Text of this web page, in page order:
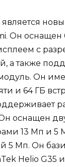
является
Он оснащен
с
а также
Он
и 64 ГБ
оснащен
13 Мп и 5
5 Мп. Он
Helio G35